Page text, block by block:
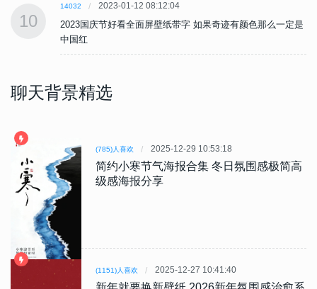
10
14032 2023-01-12 08:12:04
2023国庆节好看全面屏壁纸带字 如果奇迹有颜色那么一定是
中国红
聊天背景精选
(785)人喜欢 2025-12-29 10:53:18
简约小寒节气海报合集 冬日氛围感极简高
级感海报分享
(1151)人喜欢 2025-12-27 10:41:40